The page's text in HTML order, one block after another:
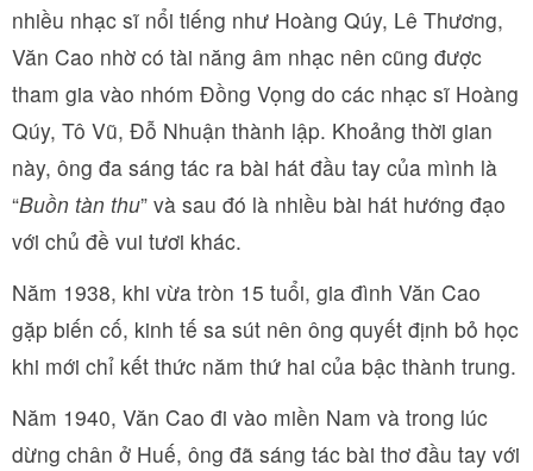
nhiều nhạc sĩ nổi tiếng như Hoàng Qúy, Lê Thương,
Văn Cao nhờ có tài năng âm nhạc nên cũng được
tham gia vào nhóm Đồng Vọng do các nhạc sĩ Hoàng
Qúy, Tô Vũ, Đỗ Nhuận thành lập. Khoảng thời gian
này, ông đa sáng tác ra bài hát đầu tay của mình là
“Buồn tàn thu” và sau đó là nhiều bài hát hướng đạo
với chủ đề vui tươi khác.
Năm 1938, khi vừa tròn 15 tuổi, gia đình Văn Cao
gặp biến cố, kinh tế sa sút nên ông quyết định bỏ học
khi mới chỉ kết thức năm thứ hai của bậc thành trung.
Năm 1940, Văn Cao đi vào miền Nam và trong lúc
dừng chân ở Huế, ông đã sáng tác bài thơ đầu tay với